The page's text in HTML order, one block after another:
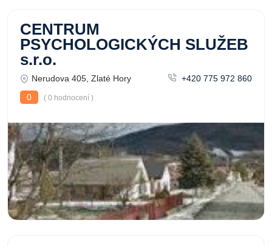
CENTRUM
PSYCHOLOGICKÝCH SLUŽEB
s.r.o.
Nerudova 405, Zlaté Hory
+420 775 972 860
0
( 0 hodnocení )